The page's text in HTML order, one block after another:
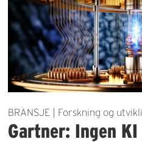
BRANSJE | Forskning og
Gartner: Ingen KI